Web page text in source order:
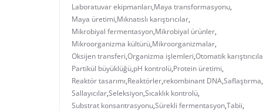
Laboratuvar ekipmanları,Maya transformasyonu,
Maya üretimi,Mıknatıslı karıştırıcılar,
Mikrobiyal fermentasyon,Mikrobiyal ürünler,
Mikroorganizma kültürü,Mikroorganizmalar,
Oksijen transferi,Organizma işlemleri,Otomatik
Partikül büyüklüğü,pH kontrolü,Protein üretimi,
Reaktör tasarımı,Reaktörler,rekombinant DNA,Saflaştırma,
Sallayıcılar,Seleksiyon,Sıcaklık kontrolü,
Substrat konsantrasyonu,Sürekli fermentasyon,Tabii,